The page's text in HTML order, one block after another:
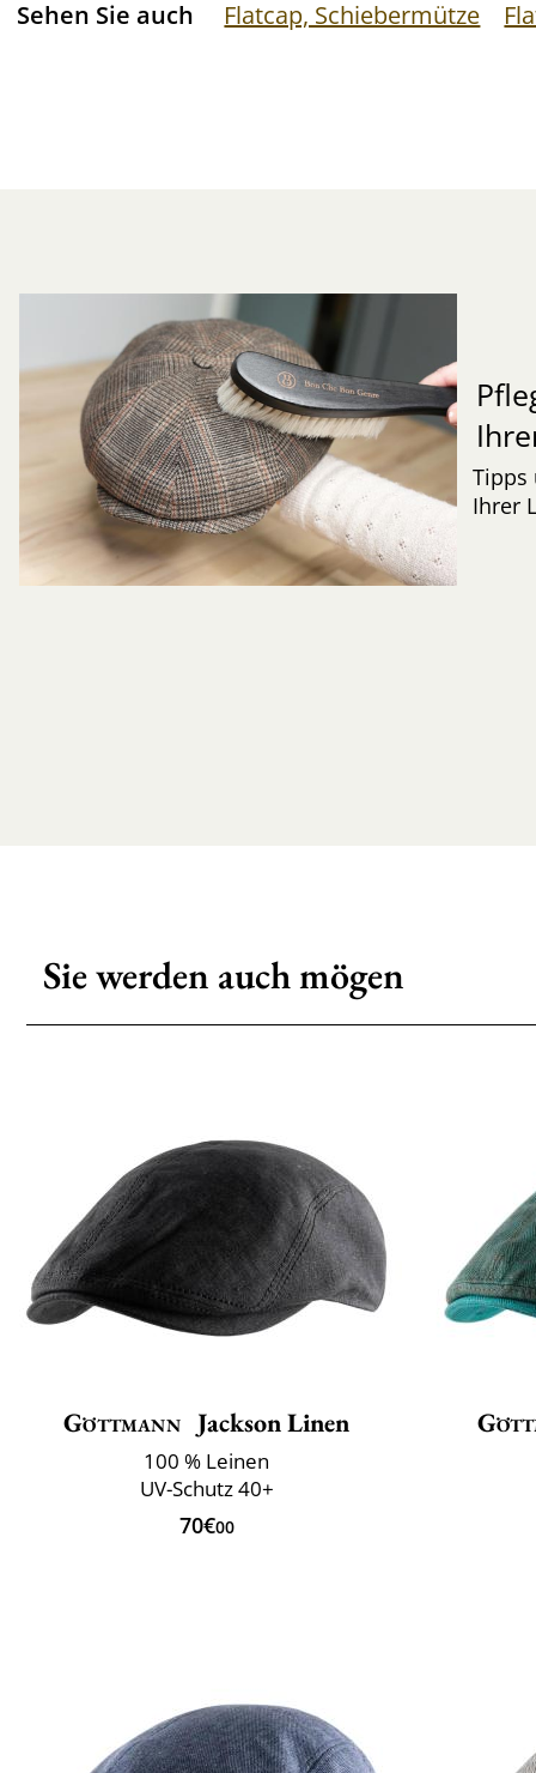
Sehen Sie auch Flatcap, Schiebermütze
Tipps
Ihrer
Sie werden auch mögen
Göttmann Jackson Linen
100 % Leinen
UV-Schutz 40+
70€00